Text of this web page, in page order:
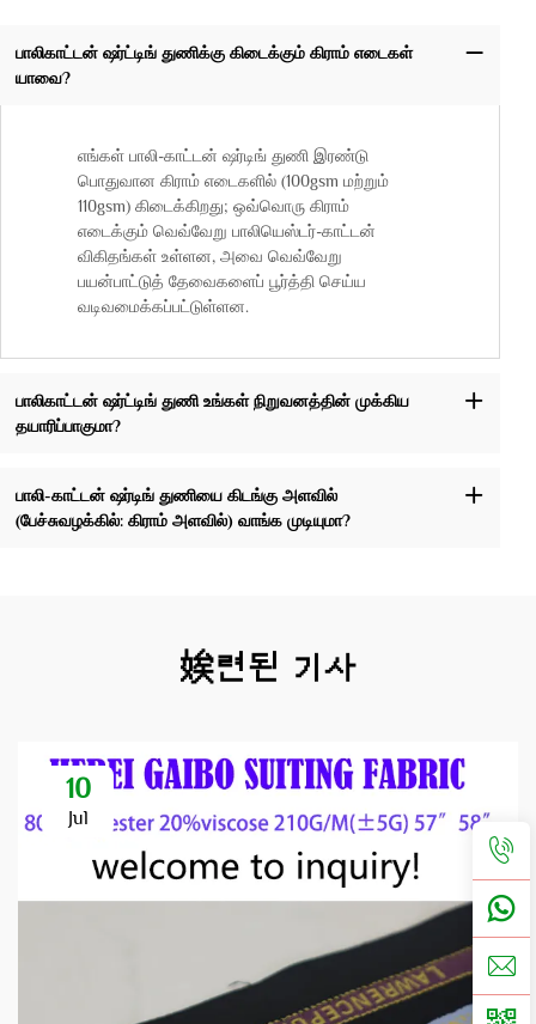
பாலிகாட்டன் ஷர்ட்டிங் துணிக்கு கிடைக்கும் கிராம் எடைகள்
யாவை?
எங்கள் பாலி-காட்டன் ஷர்டிங் துணி இரண்டு
பொதுவான கிராம் எடைகளில் (100gsm மற்றும்
110gsm) கிடைக்கிறது; ஒவ்வொரு கிராம்
எடைக்கும் வெவ்வேறு பாலியெஸ்டர்-காட்டன்
விகிதங்கள் உள்ளன, அவை வெவ்வேறு
பயன்பாட்டுத் தேவைகளைப் பூர்த்தி செய்ய
வடிவமைக்கப்பட்டுள்ளன.
பாலிகாட்டன் ஷர்ட்டிங் துணி உங்கள் நிறுவனத்தின் முக்கிய
தயாரிப்பாகுமா?
பாலி-காட்டன் ஷர்டிங் துணியை கிடங்கு அளவில்
(பேச்சுவழக்கில்: கிராம் அளவில்) வாங்க முடியுமா?
娭련된 기사
10
Jul